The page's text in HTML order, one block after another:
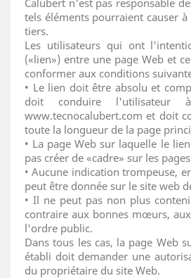
Calubert n'est pas responsable
tels éléments pourraient causer
tiers.
Les utilisateurs qui ont
(«lien») entre une page Web et
conformer aux conditions
• Le lien doit être absolu et
doit conduire
www.tecnocalubert.com et doit
toute la longueur de la page
• La page Web sur laquelle le
pas créer de «cadre» sur les
• Aucune indication trompeuse,
peut être donnée sur le site web
• Il ne peut pas non plus
contraire aux bonnes mœurs,
l'ordre public.
Dans tous les cas, la page Web
établi doit demander une
du propriétaire du site Web.